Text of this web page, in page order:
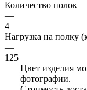
Количество полок
—
4
Нагрузка на полку
—
125
Цвет изделия
фотографии.